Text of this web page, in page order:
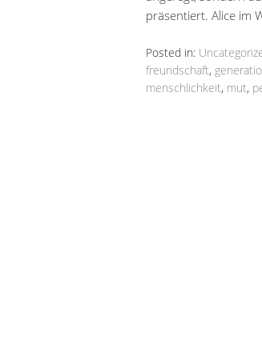
präsentiert. Alice im
Posted in:
freundschaft,
menschlichkeit, mut,